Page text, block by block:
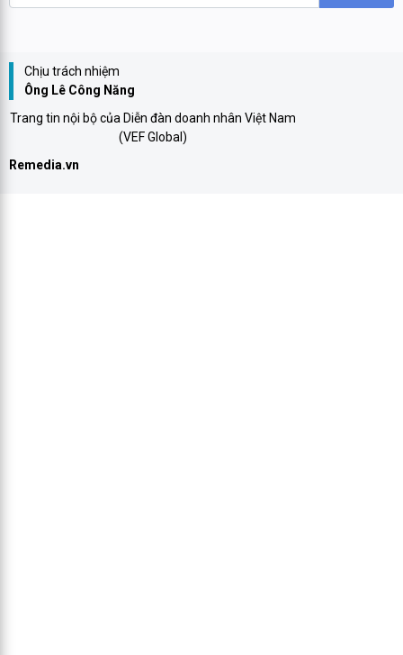
Chịu trách nhiệm
Ông Lê Công Năng
Trang tin nội bộ của Diễn đàn doanh nhân Việt Nam
(VEF Global)
Remedia.vn